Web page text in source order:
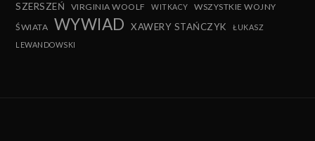
SZERSZEŃ
VIRGINIA WOOLF WITKACY
WSZYSTKIE WOJNY
ŚWIATA WYWIAD XAWERY STAŃCZYK
ŁUKASZ
LEWANDOWSKI